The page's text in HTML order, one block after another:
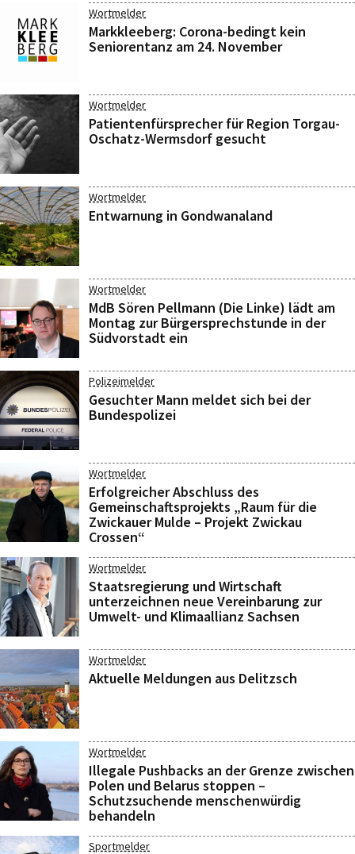
Wortmelder
Markkleeberg: Corona-bedingt kein
Seniorentanz am 24. November
Wortmelder
Patientenfürsprecher für Region Torgau-
Oschatz-Wermsdorf gesucht
Wortmelder
Entwarnung in Gondwanaland
Wortmelder
MdB Sören Pellmann (Die Linke) lädt am
Montag zur Bürgersprechstunde in der
Südvorstadt ein
Polizeimelder
Gesuchter Mann meldet sich bei der
Bundespolizei
Wortmelder
Erfolgreicher Abschluss des
Gemeinschaftsprojekts „Raum für die
Zwickauer Mulde – Projekt Zwickau
Crossen“
Wortmelder
Staatsregierung und Wirtschaft
unterzeichnen neue Vereinbarung zur
Umwelt- und Klimaallianz Sachsen
Wortmelder
Aktuelle Meldungen aus Delitzsch
Wortmelder
Illegale Pushbacks an der Grenze zwischen
Polen und Belarus stoppen –
Schutzsuchende menschenwürdig
behandeln
Sportmelder